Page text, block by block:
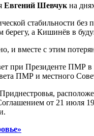
Евгений Шевчук на
стабильности
берегу, а Кишинёв в
и вместе с этим
при Президенте ПМР
ПМР и местного
от 21 июля